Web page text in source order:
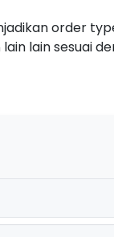
order
lain sesuai